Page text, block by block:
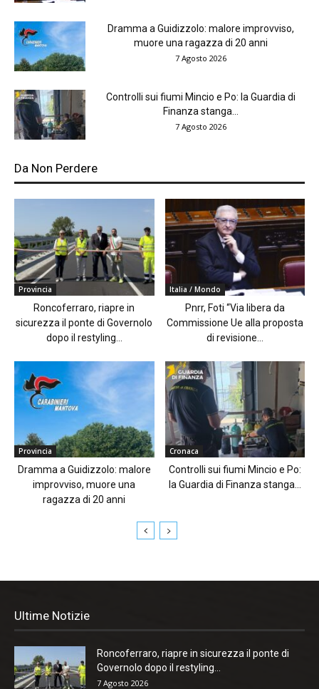
Dramma a Guidizzolo: malore improvviso,
muore una ragazza di 20 anni
7 Agosto 2026
Controlli sui fiumi Mincio e Po: la Guardia di
Finanza stanga...
7 Agosto 2026
Da Non Perdere
Provincia
Roncoferraro, riapre in
sicurezza il ponte di Governolo
dopo il restyling...
Italia / Mondo
Pnrr, Foti “Via libera da
Commissione Ue alla proposta
di revisione...
Provincia
Dramma a Guidizzolo: malore
improvviso, muore una
ragazza di 20 anni
Cronaca
Controlli sui fiumi Mincio e Po:
la Guardia di Finanza stanga...
Ultime Notizie
Roncoferraro, riapre in sicurezza il ponte di
Governolo dopo il restyling...
7 Agosto 2026